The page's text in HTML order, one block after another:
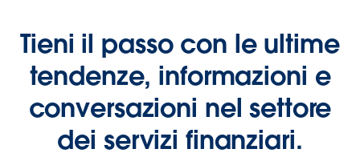
Tieni il passo con le ultime
tendenze, informazioni e
conversazioni nel settore
dei servizi finanziari.